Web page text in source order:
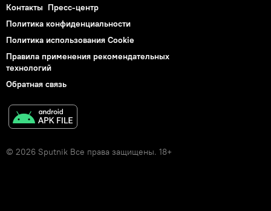
Контакты Пресс-центр
Политика конфиденциальности
Политика использования Cookie
Правила применения рекомендательных
технологий
Обратная связь
© 2026 Sputnik Все права защищены. 18+